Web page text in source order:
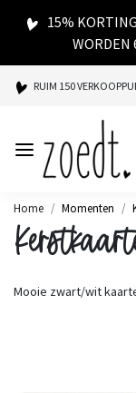
15%
WORDEN
RUIM 150
SPAARPUNTEN BIJ
SNELLE LEVERING
Home Momenten
Mooie zwart/wit